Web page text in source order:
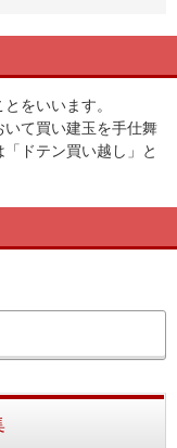
をいいます。
いて買い建玉を手仕舞
ドテン買い越し」と